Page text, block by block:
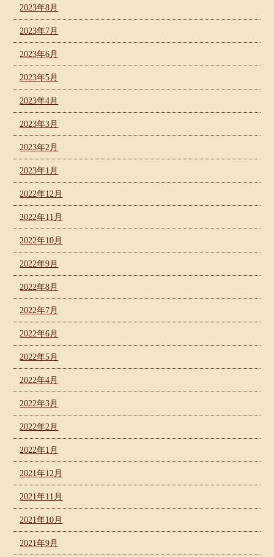
2023年8月
2023年7月
2023年6月
2023年5月
2023年4月
2023年3月
2023年2月
2023年1月
2022年12月
2022年11月
2022年10月
2022年9月
2022年8月
2022年7月
2022年6月
2022年5月
2022年4月
2022年3月
2022年2月
2022年1月
2021年12月
2021年11月
2021年10月
2021年9月